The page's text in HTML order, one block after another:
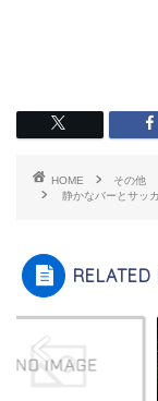
HOME
その他
静かなバーとサッ
RELATED